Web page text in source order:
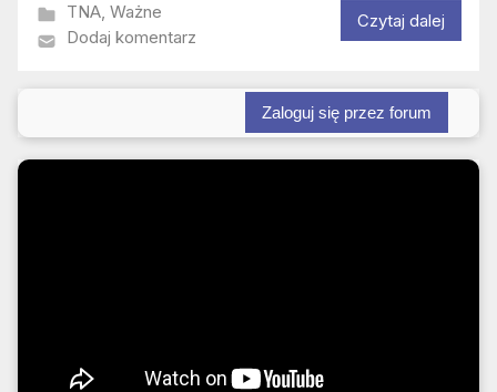
TNA, Ważne
Dodaj komentarz
Czytaj dalej
Zaloguj się przez forum